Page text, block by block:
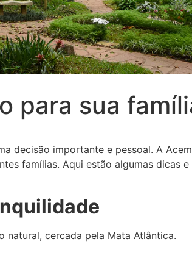
para sua
decisão importante e pessoal. A
famílias. Aqui estão algumas dicas
natural, cercada pela Mata Atlântica.